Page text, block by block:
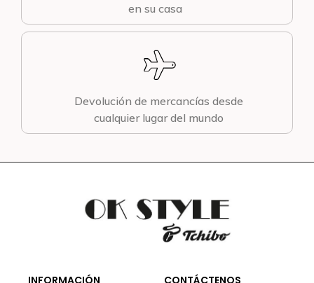
en su casa
Devolución de mercancías desde
cualquier lugar del mundo